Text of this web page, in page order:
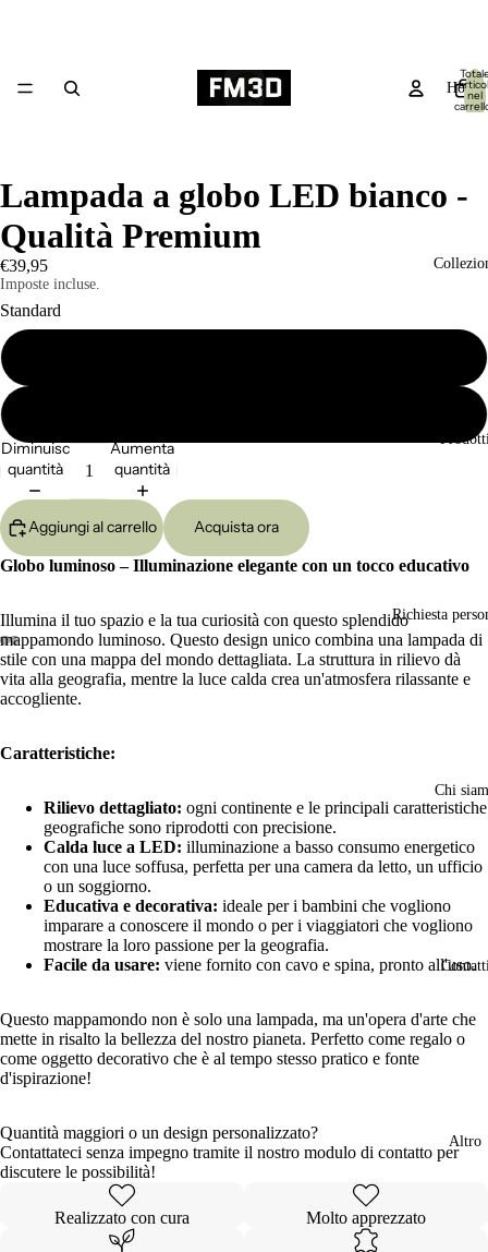
Home
Richiesta
Chi
Altro
nel
0
Apri
immagine
intero
Apri
immagine
intero
Apri
immagine
intero
Apri
immagine
intero
Lampada a globo LED bianco -
Qualità Premium
€39,95
Imposte incluse.
Standard
Diminuisci
quantità
Aumenta
quantità
Aggiungi al carrello Acquista ora
Globo luminoso – Illuminazione elegante con un tocco educativo
Illumina il tuo spazio e la tua curiosità con questo splendido
mappamondo luminoso. Questo design unico combina una lampada di
stile con una mappa del mondo dettagliata. La struttura in rilievo dà
vita alla geografia, mentre la luce calda crea un'atmosfera rilassante e
accogliente.
Caratteristiche:
Rilievo dettagliato: ogni continente e le principali caratteristiche
geografiche sono riprodotti con precisione.
Calda luce a LED: illuminazione a basso consumo energetico
con una luce soffusa, perfetta per una camera da letto, un ufficio
o un soggiorno.
Educativa e decorativa: ideale per i bambini che vogliono
imparare a conoscere il mondo o per i viaggiatori che vogliono
mostrare la loro passione per la geografia.
Facile da usare: viene fornito con cavo e spina, pronto all'uso.
Questo mappamondo non è solo una lampada, ma un'opera d'arte che
mette in risalto la bellezza del nostro pianeta. Perfetto come regalo o
come oggetto decorativo che è al tempo stesso pratico e fonte
d'ispirazione!
Quantità maggiori o un design personalizzato?
Contattateci senza impegno tramite il nostro modulo di contatto per
discutere le possibilità!
Realizzato con cura Molto apprezzato